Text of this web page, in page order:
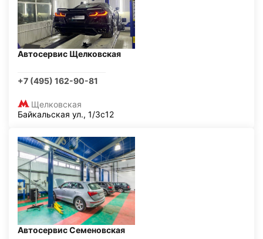
Автосервис Щелковская
+7 (495) 162-90-81
Щелковская
Байкальская ул., 1/3с12
Автосервис Семеновская